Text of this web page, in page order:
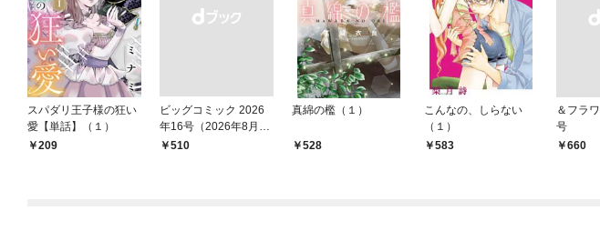
スパダリ王子様の狂い
愛【単話】（１）
209
ビッグコミック 2026
年16号（2026年8月7
日発売）
￥510
真綿の檻（１）
528
こんなの、しらない
（１）
583
＆フラ
号
￥660